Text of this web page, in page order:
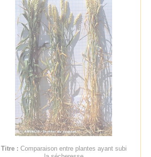
Titre : Comparaison entre plantes ayant subi